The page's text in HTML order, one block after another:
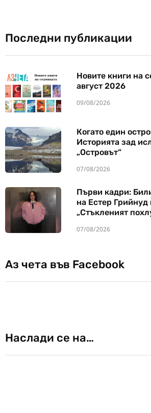
Последни публикации
Новите книги на
август 2026
09/08/2026
Когато един
Историята зад
„Островът“
07/08/2026
Първи кадри:
на Естер
„Стъкленият
07/08/2026
Аз чета във Facebook
Наслади се на…